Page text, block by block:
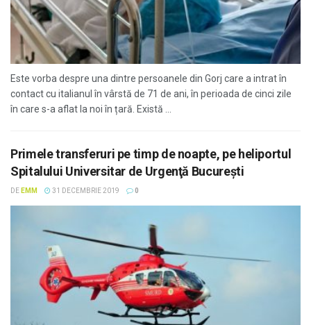
Este vorba despre una dintre persoanele din Gorj care a intrat în
contact cu italianul în vârstă de 71 de ani, în perioada de cinci zile
în care s-a aflat la noi în țară. Există ...
Primele transferuri pe timp de noapte, pe heliportul
Spitalului Universitar de Urgenţă Bucureşti
DE EMM 31 DECEMBRIE 2019 0